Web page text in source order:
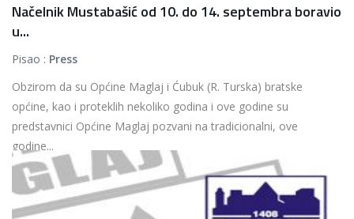
Načelnik Mustabašić od 10. do 14. septembra boravio
u...
Pisao : Press
Obzirom da su Općine Maglaj i Ćubuk (R. Turska) bratske
općine, kao i proteklih nekoliko godina i ove godine su
predstavnici Općine Maglaj pozvani na tradicionalni, ove
godine...
Više...